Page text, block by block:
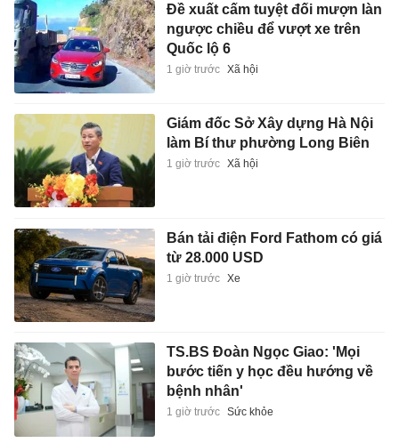
Đề xuất cấm tuyệt đối mượn làn
ngược chiều để vượt xe trên
Quốc lộ 6
1 giờ trước Xã hội
Giám đốc Sở Xây dựng Hà Nội
làm Bí thư phường Long Biên
1 giờ trước Xã hội
Bán tải điện Ford Fathom có giá
từ 28.000 USD
1 giờ trước Xe
TS.BS Đoàn Ngọc Giao: 'Mọi
bước tiến y học đều hướng về
bệnh nhân'
1 giờ trước Sức khỏe